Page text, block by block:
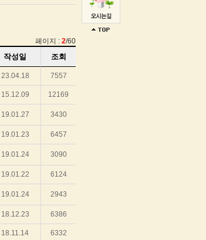
페이지 : 2/60
작성일 조회
23.04.18 7557
15.12.09 12169
19.01.27 3430
19.01.23 6457
19.01.24 3090
19.01.22 6124
19.01.24 2943
18.12.23 6386
18.11.14 6332